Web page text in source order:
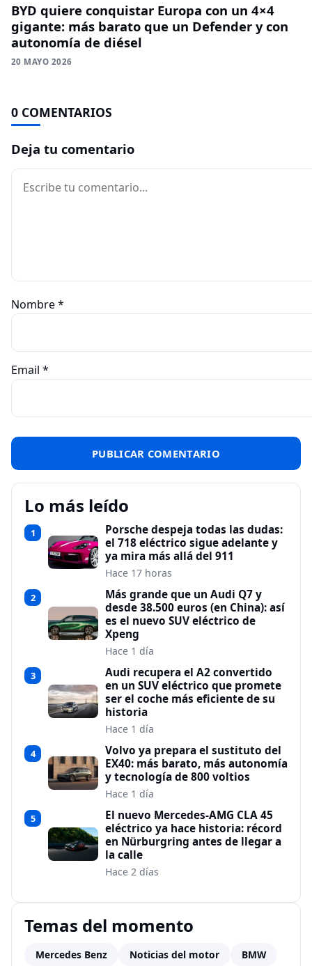
BYD quiere conquistar Europa con un 4×4
gigante: más barato que un Defender y con
autonomía de diésel
20 MAYO 2026
0 COMENTARIOS
Deja tu comentario
Comentario
Nombre*
Email *
Lo más leído
1
Porsche despeja todas las dudas:
el 718 eléctrico sigue adelante y
ya mira más allá del 911
Hace 17 horas
2
Más grande que un Audi Q7 y
desde 38.500 euros (en China): así
es el nuevo SUV eléctrico de
Xpeng
Hace 1 día
3
Audi recupera el A2 convertido
en un SUV eléctrico que promete
ser el coche más eficiente de su
historia
Hace 1 día
4
Volvo ya prepara el sustituto del
EX40: más barato, más autonomía
y tecnología de 800 voltios
Hace 1 día
5
El nuevo Mercedes-AMG CLA 45
eléctrico ya hace historia: récord
en Nürburgring antes de llegar a
la calle
Hace 2 días
Temas del momento
Mercedes Benz Noticias del motor BMW